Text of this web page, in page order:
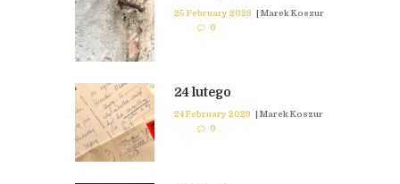
25 February 2023 | Marek Koszur
0
24 lutego
24 February 2023 | Marek Koszur
0